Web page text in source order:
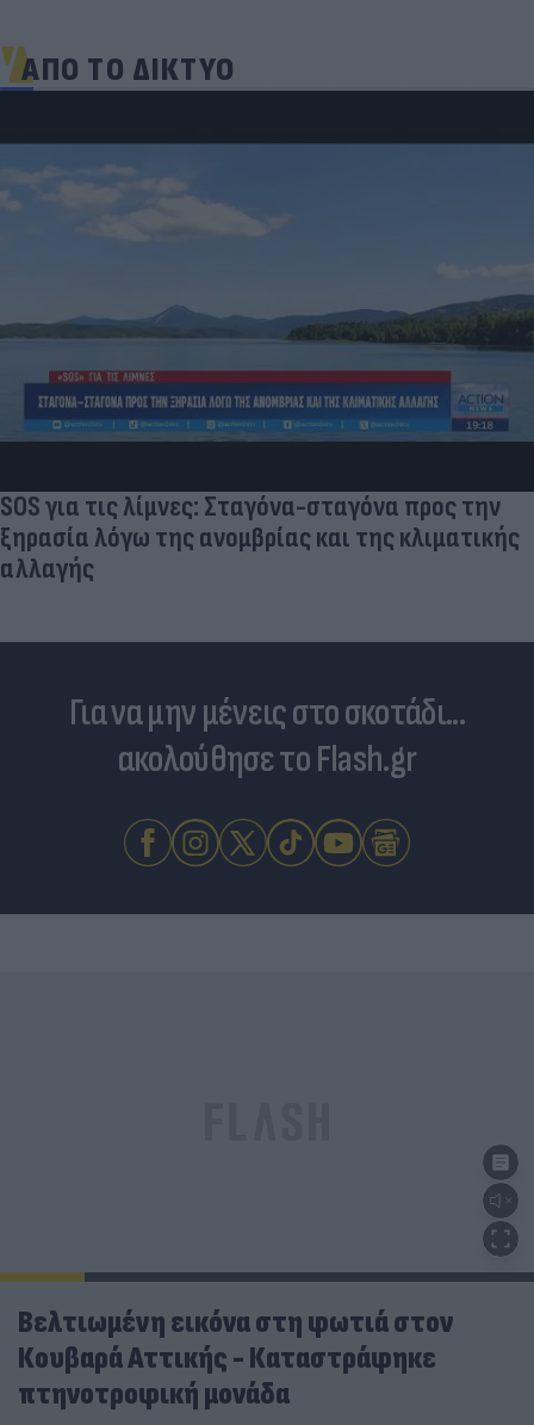
ΑΠΟ ΤΟ ΔΙΚΤΥΟ
SOS για τις λίμνες: Σταγόνα-σταγόνα προς την
ξηρασία λόγω της ανομβρίας και της κλιματικής
αλλαγής
Για να μην μένεις στο σκοτάδι...
ακολούθησε το Flash.gr
Βελτιωμένη εικόνα στη φωτιά στον
Κουβαρά Αττικής - Καταστράφηκε
πτηνοτροφική μονάδα